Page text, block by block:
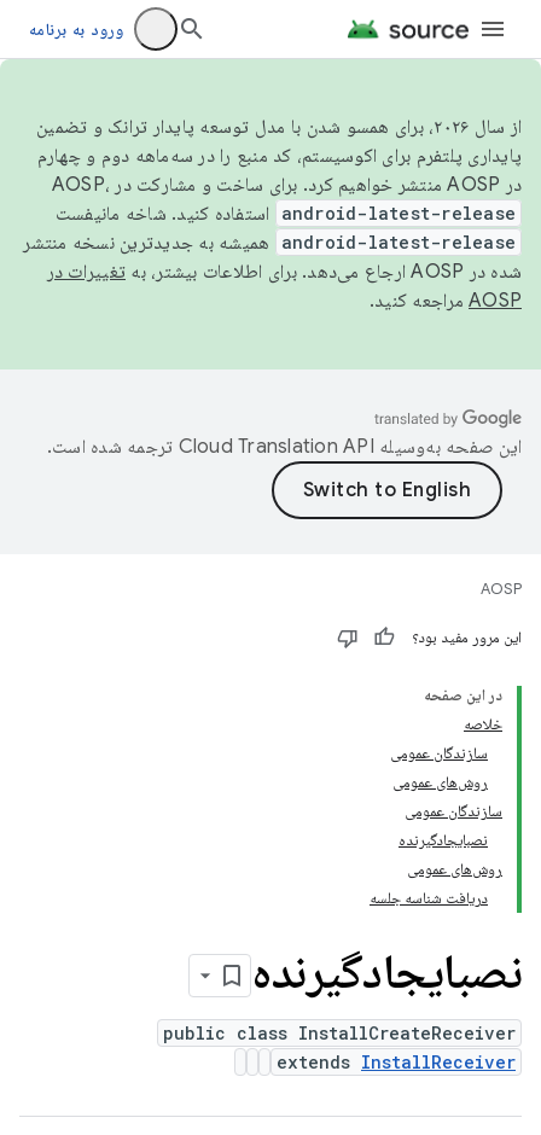
ورود به برنامه
از سال ۲۰۲۶، برای همسو شدن با مدل توسعه پایدار ترانک و تضمین
پایداری پلتفرم برای اکوسیستم، کد منبع را در سه‌ماهه دوم و چهارم
در AOSP منتشر خواهیم کرد. برای ساخت و مشارکت در AOSP،
android-latest-release استفاده کنید. شاخه مانیفست
android-latest-release
همیشه به جدیدترین نسخه منتشر
شده در AOSP ارجاع می‌دهد. برای اطلاعات بیشتر، به
تغییرات در
AOSP مراجعه کنید.
این صفحه به‌وسیله ترجمه شده است.
AOSP
این مرور مفید بود؟
در این صفحه
خلاصه
سازندگان عمومی
روش‌های عمومی
سازندگان عمومی
نصبایجادگیرنده
روش‌های عمومی
دریافت شناسه جلسه
نصبایجادگیرنده
public class InstallCreateReceiver
extends InstallReceiver